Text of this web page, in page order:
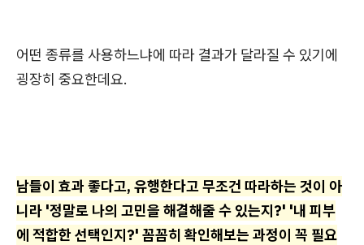
어떤 종류를 사용하느냐에 따라 결과가 달라질 수 있기에
굉장히 중요한데요.
남들이 효과 좋다고, 유행한다고 무조건 따라하는 것이 아
니라 '정말로 나의 고민을 해결해줄 수 있는지?' '내 피부
에 적합한 선택인지?' 꼼꼼히 확인해보는 과정이 꼭 필요